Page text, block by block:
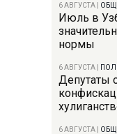
6 АВГУСТА
Июль в
нормы
6 АВГУСТА
Депутаты
6 АВГУСТА